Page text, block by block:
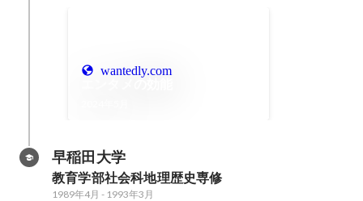
wantedly.com
早稲田大学
教育学部社会科地理歴史専修
1989年4月 - 1993年3月